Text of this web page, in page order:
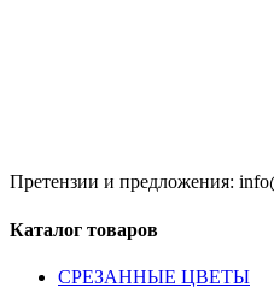
Претензии и предложения:
Каталог товаров
CPЕЗАННЫЕ ЦВЕТЫ